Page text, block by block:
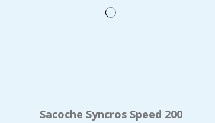
Sacoche Syncros Speed 200